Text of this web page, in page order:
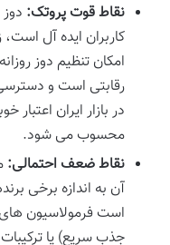
نقاط قوت پروتک:
کاربران ایده آل
امکان تنظیم دوز
رقابتی است و
در بازار ایران
محسوب می شود.
نقاط ضعف احتمالی:
آن به اندازه برخی
است فرمولاسیون های
جذب سریع) یا